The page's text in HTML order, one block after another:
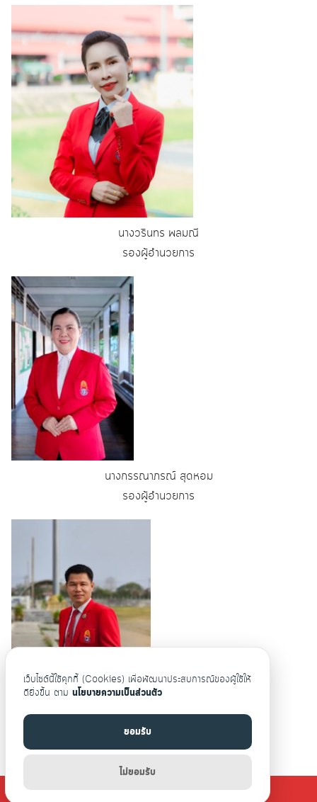
นางวรินทร พลมณี
รองผู้อำนวยการ
นางกรรณาภรณ์ สุดหอม
รองผู้อำนวยการ
เว็บไซต์นี้ใช้คุกกี้ (Cookies) เพื่อพัฒนาประสบการณ์ของผู้ใช้ให้
ดียิ่งขึ้น ตาม นโยบายความเป็นส่วนตัว
ยอมรับ
ไม่ยอมรับ